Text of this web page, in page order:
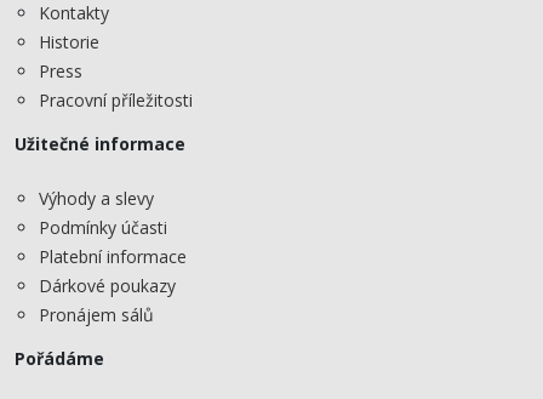
Kontakty
Historie
Press
Pracovní příležitosti
Užitečné informace
Výhody a slevy
Podmínky účasti
Platební informace
Dárkové poukazy
Pronájem sálů
Pořádáme